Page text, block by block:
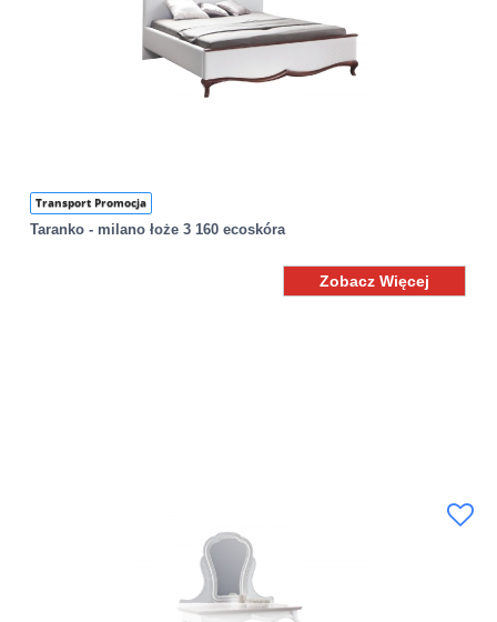
Transport Promocja
Taranko - milano łoże 3 160 ecoskóra
Zobacz Więcej